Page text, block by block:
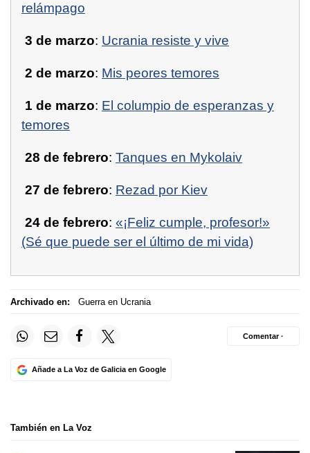
relámpago
3 de marzo: Ucrania resiste y vive
2 de marzo: Mis peores temores
1 de marzo: El columpio de esperanzas y
temores
28 de febrero: Tanques en Mykolaiv
27 de febrero: Rezad por Kiev
24 de febrero: «¡Feliz cumple, profesor!»
(Sé que puede ser el último de mi vida)
Archivado en: Guerra en Ucrania
Añade a La Voz de Galicia en Google
Comentar ·
También en La Voz